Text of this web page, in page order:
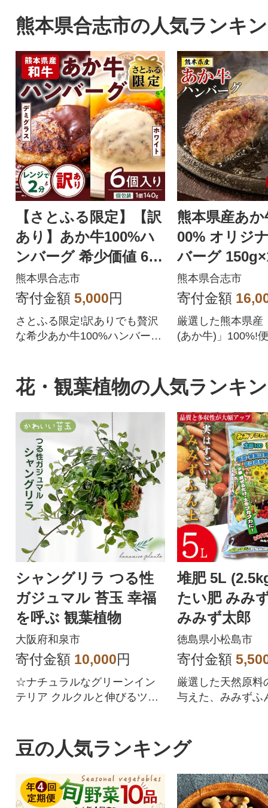
熊本県合志市の人気ランキ
【さとふる限定】【訳
あり】あか牛100%ハ
ンバーグ 希少価値 6個
(合志市)
熊本県合志市
寄付金額 5,000円
さとふる限定!訳ありでも贅沢
な希少あか牛100%ハンバーグ
熊本県産あ
00% オリジ
バーグ
利な個包装(
熊本県合志市
寄付金額
厳選した熊本県産
(あか牛)」100%!
花・観葉植物の人気ランキ
シャングリラ つる性
ガジュマル 苔玉 幸福
を呼ぶ 観葉植物
大阪府和泉市
寄付金額 10,000円
☆ナチュラルなグリーンイン
テリア クルクルと伸びるツル
堆肥 5L
たい肥 みみ
みみず太郎
徳島県小松島市
寄付金額
厳選した天然原料
与えた、みみずふ
豆の人気ランキング